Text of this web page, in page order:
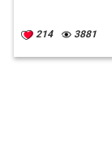
214 3881